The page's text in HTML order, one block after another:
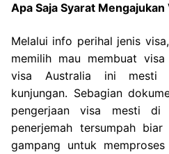
Apa Saja Syarat
Melalui info perihal jenis
memilih mau membuat
visa Australia ini mesti
kunjungan. Sebagian
pengerjaan visa mesti di
penerjemah tersumpah
gampang untuk